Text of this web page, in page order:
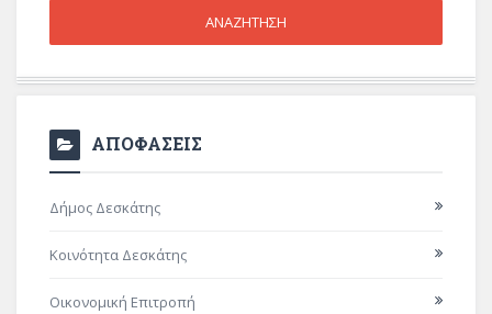
ΑΠΟΦΑΣΕΙΣ
Δήμος Δεσκάτης
Κοινότητα Δεσκάτης
Οικονομική Επιτροπή